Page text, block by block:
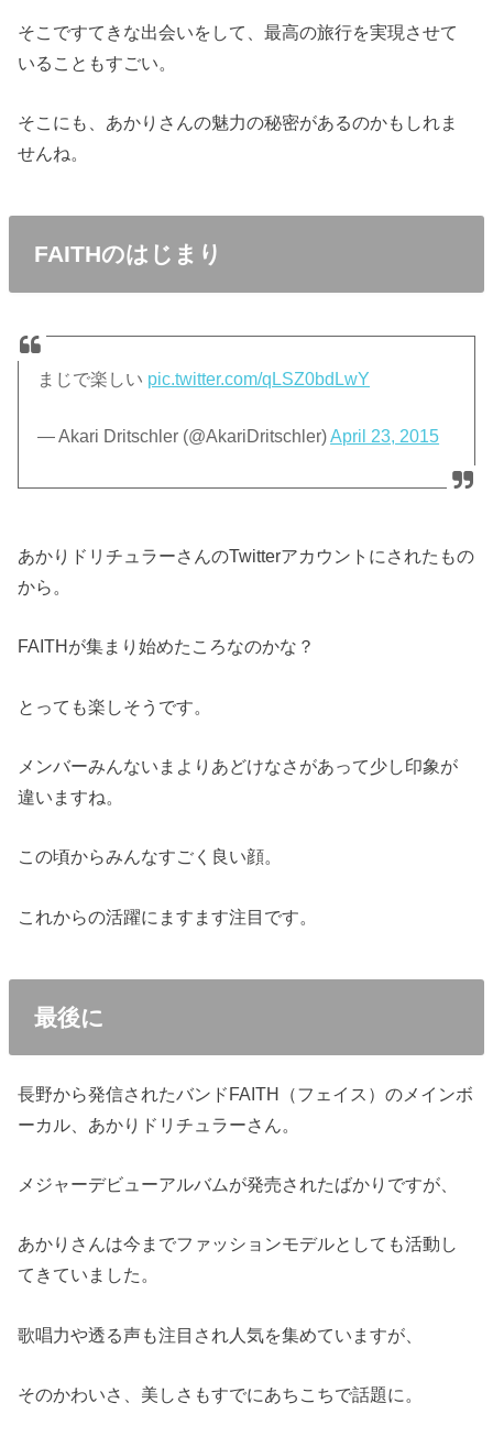
そこですてきな出会いをして、最高の旅行を実現させて
いることもすごい。
そこにも、あかりさんの魅力の秘密があるのかもしれま
せんね。
FAITHのはじまり
まじで楽しい pic.twitter.com/qLSZ0bdLwY
— Akari Dritschler (@AkariDritschler)April 23, 2015
あかりドリチュラーさんのTwitterアカウントにされたもの
から。
FAITHが集まり始めたころなのかな？
とっても楽しそうです。
メンバーみんないまよりあどけなさがあって少し印象が
違いますね。
この頃からみんなすごく良い顔。
これからの活躍にますます注目です。
最後に
長野から発信されたバンドFAITH（フェイス）のメインボ
ーカル、あかりドリチュラーさん。
メジャーデビューアルバムが発売されたばかりですが、
あかりさんは今までファッションモデルとしても活動し
てきていました。
歌唱力や透る声も注目され人気を集めていますが、
そのかわいさ、美しさもすでにあちこちで話題に。